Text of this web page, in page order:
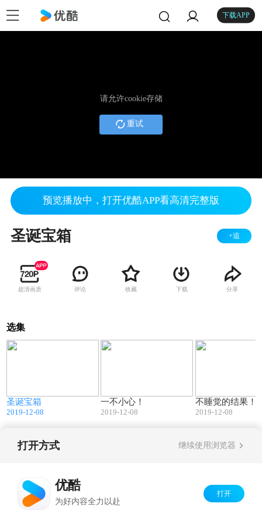
下载APP
请允许cookie存储
重试
预览播放中，打开优酷APP看高清完整版
圣诞宝箱 +追
超清画质 评论 收藏 下载 分享
选集
圣诞宝箱
2019-12-08
一不小心！
2019-12-08
不睡觉的结果！
2019-12-08
打开方式 继续使用浏览器
优酷
为好内容全力以赴
打开